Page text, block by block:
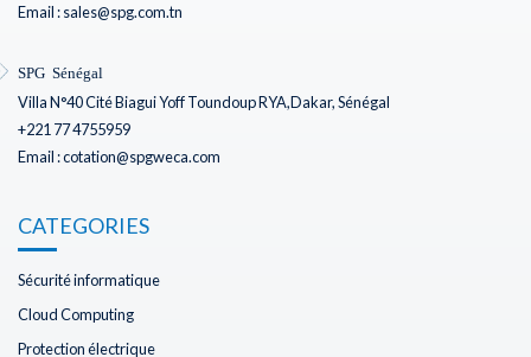
Email : sales@spg.com.tn
SPG Sénégal
Villa N°40 Cité Biagui Yoff Toundoup RYA,Dakar, Sénégal
+221 77 4755959
Email : cotation@spgweca.com
CATEGORIES
Sécurité informatique
Cloud Computing
Protection électrique